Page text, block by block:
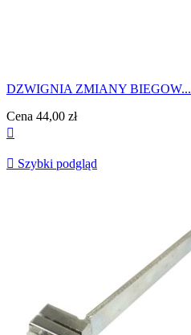
DZWIGNIA ZMIANY BIEGOW...
Cena 44,00 zł

 Szybki podgląd